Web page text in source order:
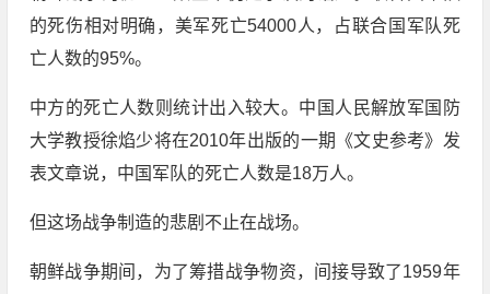
的死伤相对明确，美军死亡54000人，占联合国军队死
亡人数的95%。
中方的死亡人数则统计出入较大。中国人民解放军国防
大学教授徐焰少将在2010年出版的一期《文史参考》发
表文章说，中国军队的死亡人数是18万人。
但这场战争制造的悲剧不止在战场。
朝鲜战争期间，为了筹措战争物资，间接导致了1959年